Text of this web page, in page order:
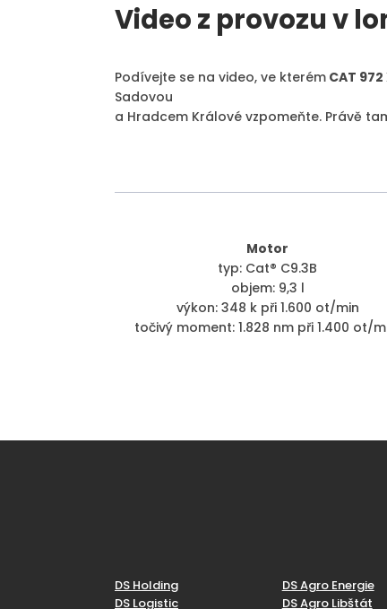
Video z provozu v
Podívejte se na video, ve kterém CAT
Sadovou
a Hradcem Králové vzpomeňte. Právě
Motor
typ: Cat® C9.3B
objem: 9,3 l
výkon: 348 k při 1.600 ot/min
točivý moment: 1.828 nm při 1.400 ot/
DS Holding
DS Logistic
DS Agro Energie
DS Agro Libštát